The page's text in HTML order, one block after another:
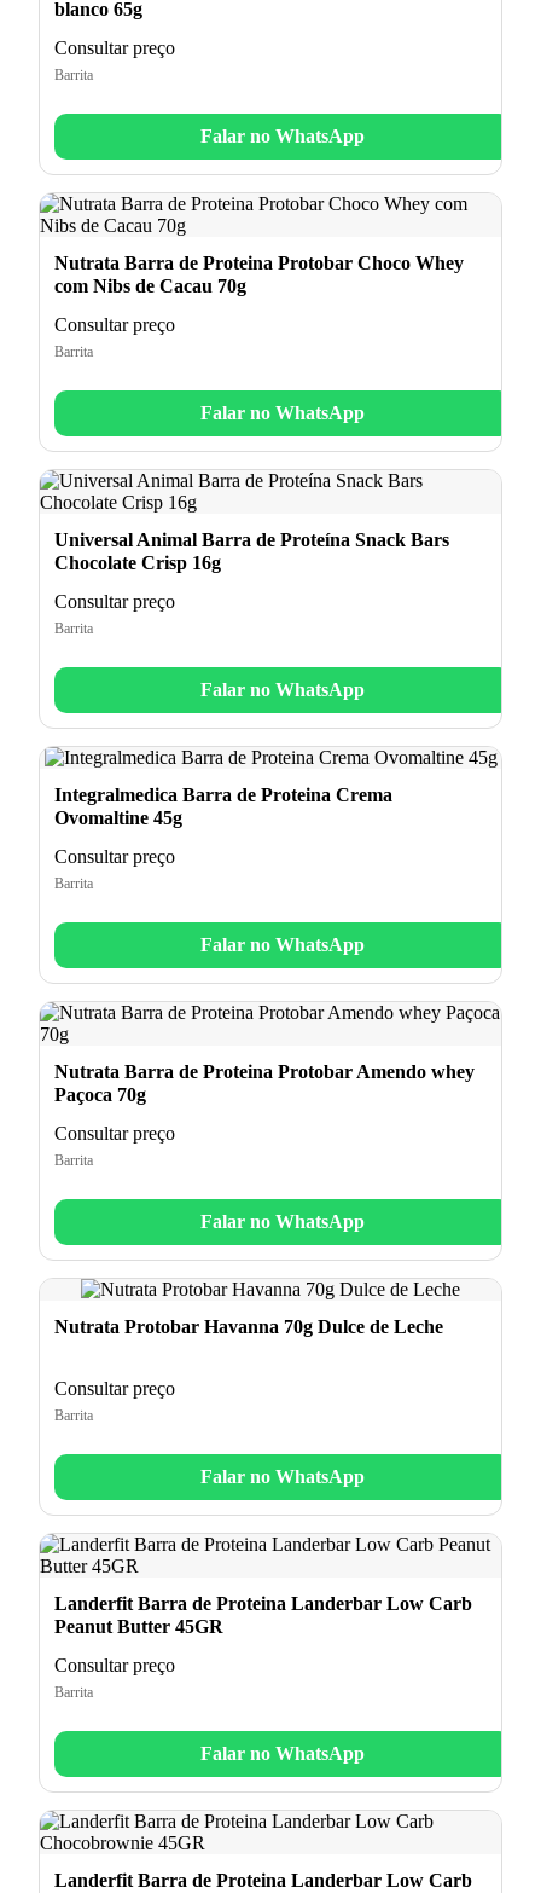
blanco 65g
Consultar preço
Barrita
Falar no WhatsApp
Nutrata Barra de Proteina Protobar Choco Whey
com Nibs de Cacau 70g
Consultar preço
Barrita
Falar no WhatsApp
Universal Animal Barra de Proteína Snack Bars
Chocolate Crisp 16g
Consultar preço
Barrita
Falar no WhatsApp
Integralmedica Barra de Proteina Crema
Ovomaltine 45g
Consultar preço
Barrita
Falar no WhatsApp
Nutrata Barra de Proteina Protobar Amendo whey
Paçoca 70g
Consultar preço
Barrita
Falar no WhatsApp
Nutrata Protobar Havanna 70g Dulce de Leche
Consultar preço
Barrita
Falar no WhatsApp
Landerfit Barra de Proteina Landerbar Low Carb
Peanut Butter 45GR
Consultar preço
Barrita
Falar no WhatsApp
Landerfit Barra de Proteina Landerbar Low Carb